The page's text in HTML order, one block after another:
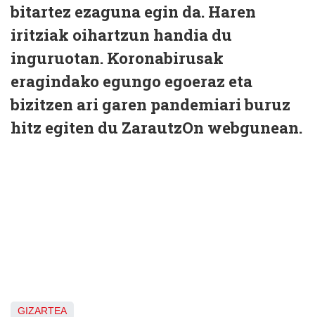
bitartez ezaguna egin da. Haren
iritziak oihartzun handia du
inguruotan. Koronabirusak
eragindako egungo egoeraz eta
bizitzen ari garen pandemiari buruz
hitz egiten du ZarautzOn webgunean.
GIZARTEA